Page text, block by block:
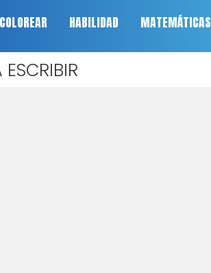
COLOREAR HABILIDAD MATEMÁTICAS